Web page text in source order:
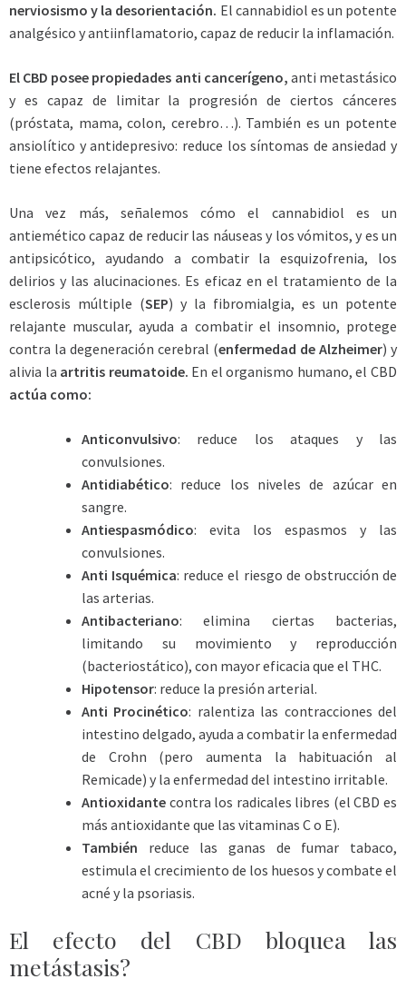
nerviosismo y la desorientación. El cannabidiol es un potente
analgésico y antiinflamatorio, capaz de reducir la inflamación.
El CBD posee propiedades anti cancerígeno, anti metastásico
y es capaz de limitar la progresión de ciertos cánceres
(próstata, mama, colon, cerebro…). También es un potente
ansiolítico y antidepresivo: reduce los síntomas de ansiedad y
tiene efectos relajantes.
Una vez más, señalemos cómo el cannabidiol es un
antiemético capaz de reducir las náuseas y los vómitos, y es un
antipsicótico, ayudando a combatir la esquizofrenia, los
delirios y las alucinaciones. Es eficaz en el tratamiento de la
esclerosis múltiple (SEP) y la fibromialgia, es un potente
relajante muscular, ayuda a combatir el insomnio, protege
contra la degeneración cerebral (enfermedad de Alzheimer) y
alivia la artritis reumatoide. En el organismo humano, el CBD
actúa como:
Anticonvulsivo: reduce los ataques y las
convulsiones.
Antidiabético: reduce los niveles de azúcar en
sangre.
Antiespasmódico: evita los espasmos y las
convulsiones.
Anti Isquémica: reduce el riesgo de obstrucción de
las arterias.
Antibacteriano: elimina ciertas bacterias,
limitando su movimiento y reproducción
(bacteriostático), con mayor eficacia que el THC.
Hipotensor: reduce la presión arterial.
Anti Procinético: ralentiza las contracciones del
intestino delgado, ayuda a combatir la enfermedad
de Crohn (pero aumenta la habituación al
Remicade) y la enfermedad del intestino irritable.
Antioxidante contra los radicales libres (el CBD es
más antioxidante que las vitaminas C o E).
También reduce las ganas de fumar tabaco,
estimula el crecimiento de los huesos y combate el
acné y la psoriasis.
El efecto del CBD bloquea las
metástasis?